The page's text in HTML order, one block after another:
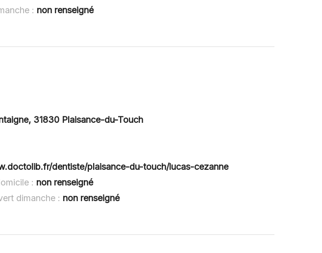
: non renseigné
31830 Plaisance-du-Touch
dentiste/plaisance-du-touch/lucas-cezanne
: non renseigné
dimanche : non renseigné